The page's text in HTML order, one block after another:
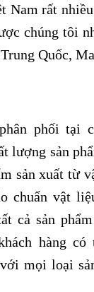
Nam rất
chúng tôi
Quốc,
phối tại
lượng sản
sản xuất từ
chuẩn vật
cả sản
hàng có
mọi loại